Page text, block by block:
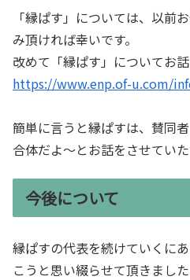
「縁ぱす」については、以前
み頂ければ幸いです。
改めて「縁ぱす」についてお話
https://www.enp.of-u.com/
簡単に言うと縁ぱすは、賛同
合体だよ～とお話をさせていた
今後について
縁ぱすの代表を続けていくに
こうと思い綴らせて頂きまし